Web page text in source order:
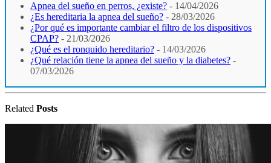
Apnea del sueño en perros, ¿existe? - 14/04/2026
¿Es hereditaria la apnea del sueño? - 28/03/2026
¿Por qué es importante cambiar el filtro de los dispositivos
CPAP? - 21/03/2026
¿Qué es el ronquido hereditario? - 14/03/2026
¿Qué relación tiene la apnea del sueño y la diabetes? -
07/03/2026
Related Posts